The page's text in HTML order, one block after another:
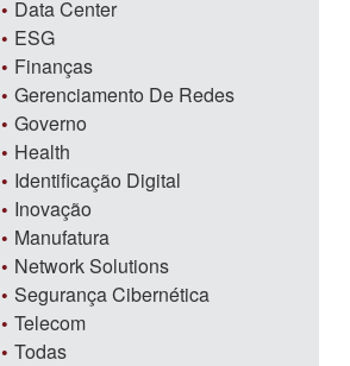
Data Center
ESG
Finanças
Gerenciamento De Redes
Governo
Health
Identificação Digital
Inovação
Manufatura
Network Solutions
Segurança Cibernética
Telecom
Todas